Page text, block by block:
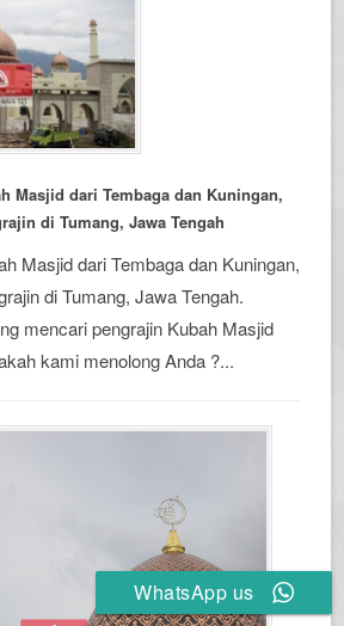
Masjid dari Tembaga dan Kuningan,
di Tumang, Jawa Tengah
Masjid dari Tembaga dan Kuningan,
di Tumang, Jawa Tengah.
mencari pengrajin Kubah Masjid
kami menolong Anda ?...
WhatsApp us